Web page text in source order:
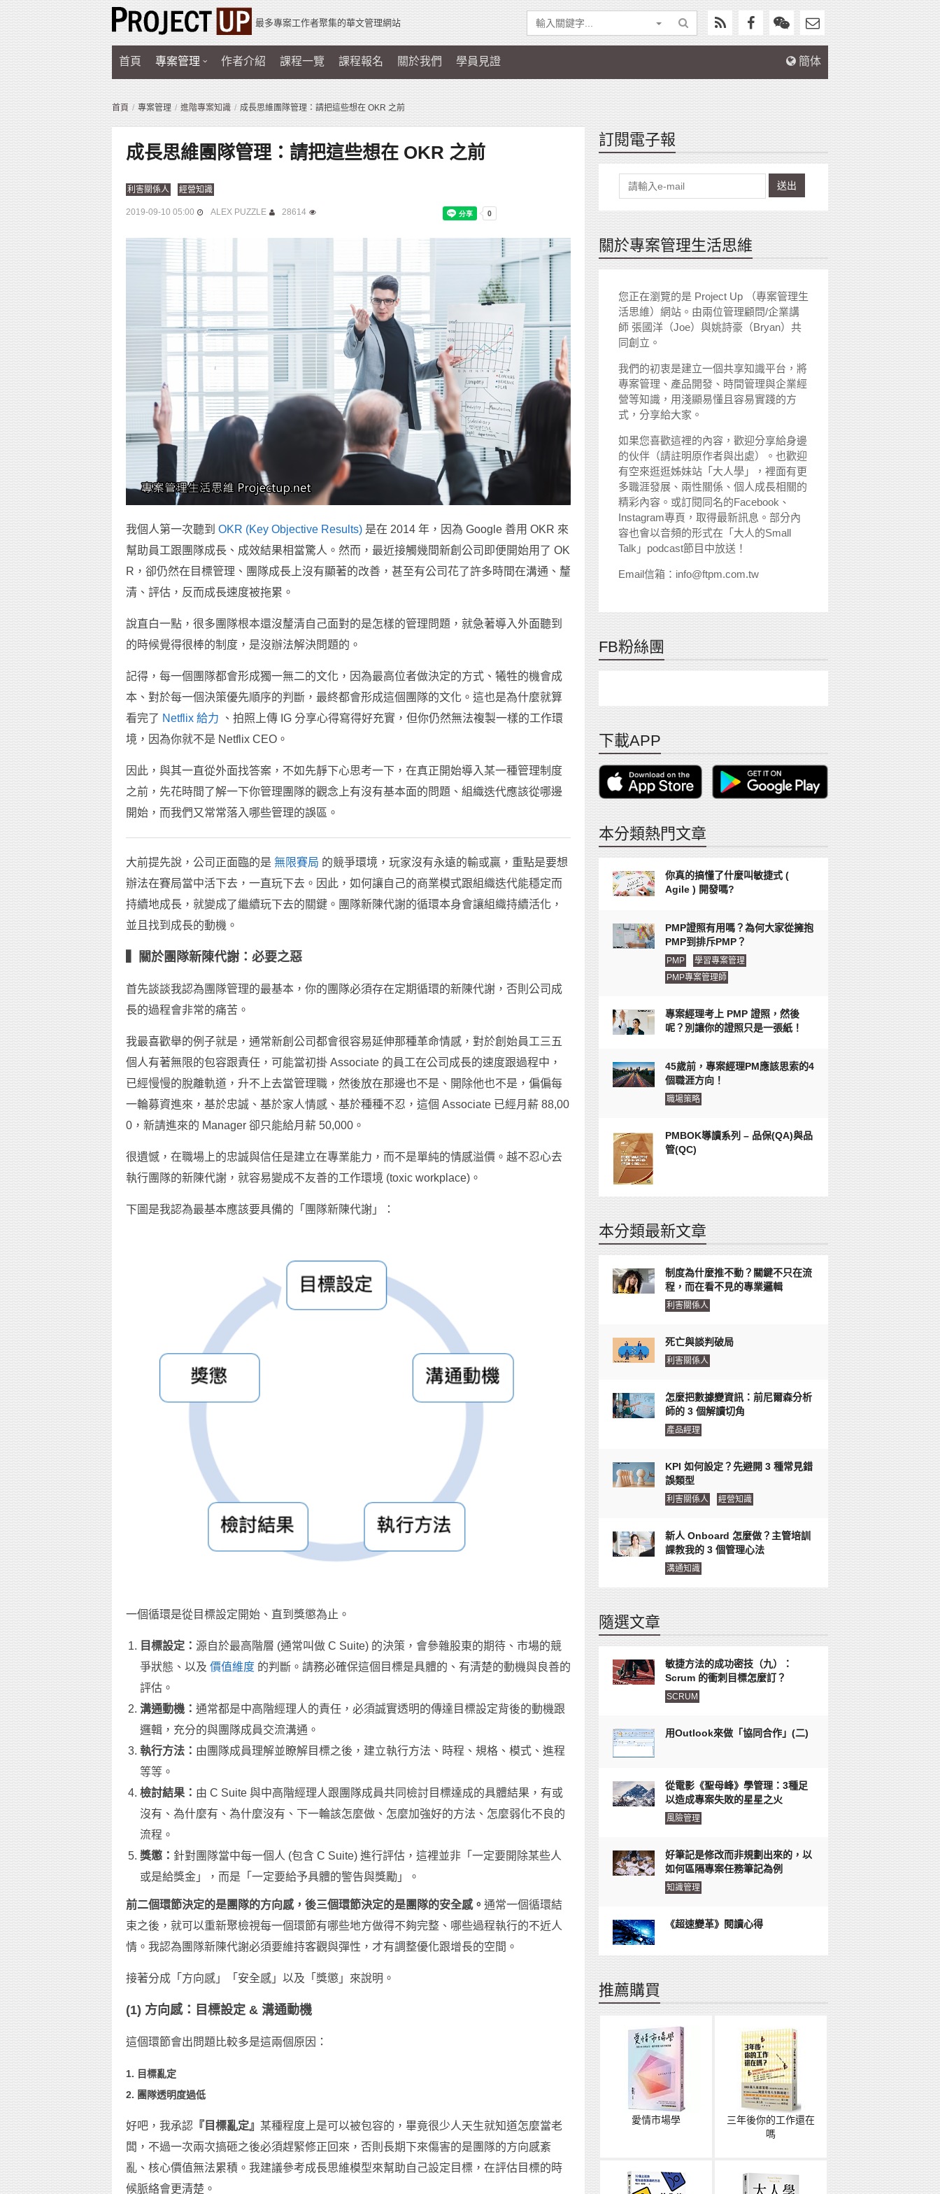
最多專案工作者聚集的華文管理網站
首頁 專案管理 作者介紹 課程一覽 課程報名 關於我們 學員見證 簡体
首頁 專案管理 進階專案知識 成長思維團隊管理：請把這些想在 OKR 之前
成長思維團隊管理：請把這些想在 OKR 之前
利害關係人 經營知識
2019-09-10 05:00 ALEX PUZZLE 28614
我個人第一次聽到 OKR (Key Objective Results) 是在 2014 年，因為 Google 善用 OKR 來
幫助員工跟團隊成長、成效結果相當驚人。然而，最近接觸幾間新創公司即便開始用了 OK
R，卻仍然在目標管理、團隊成長上沒有顯著的改善，甚至有公司花了許多時間在溝通、釐
清、評估，反而成長速度被拖累。
說直白一點，很多團隊根本還沒釐清自己面對的是怎樣的管理問題，就急著導入外面聽到
的時候覺得很棒的制度，是沒辦法解決問題的。
記得，每一個團隊都會形成獨一無二的文化，因為最高位者做決定的方式、犧牲的機會成
本、對於每一個決策優先順序的判斷，最終都會形成這個團隊的文化。這也是為什麼就算
看完了 Netflix 給力 、拍照上傳 IG 分享心得寫得好充實，但你仍然無法複製一樣的工作環
境，因為你就不是 Netflix CEO。
因此，與其一直從外面找答案，不如先靜下心思考一下，在真正開始導入某一種管理制度
之前，先花時間了解一下你管理團隊的觀念上有沒有基本面的問題、組織迭代應該從哪邊
開始，而我們又常常落入哪些管理的誤區。
大前提先說，公司正面臨的是 無限賽局 的競爭環境，玩家沒有永遠的輸或贏，重點是要想
辦法在賽局當中活下去，一直玩下去。因此，如何讓自己的商業模式跟組織迭代能穩定而
持續地成長，就變成了繼續玩下去的關鍵。團隊新陳代謝的循環本身會讓組織持續活化，
並且找到成長的動機。
▍關於團隊新陳代謝：必要之惡
首先談談我認為團隊管理的最基本，你的團隊必須存在定期循環的新陳代謝，否則公司成
長的過程會非常的痛苦。
我最喜歡舉的例子就是，通常新創公司都會很容易延伸那種革命情感，對於創始員工三五
個人有著無限的包容跟責任，可能當初掛 Associate 的員工在公司成長的速度跟過程中，
已經慢慢的脫離軌道，升不上去當管理職，然後放在那邊也不是、開除他也不是，偏偏每
一輪募資進來，基於忠誠、基於家人情感、基於種種不忍，這個 Associate 已經月薪 88,00
0，新請進來的 Manager 卻只能給月薪 50,000。
很遺憾，在職場上的忠誠與信任是建立在專業能力，而不是單純的情感溢價。越不忍心去
執行團隊的新陳代謝，就容易變成不友善的工作環境 (toxic workplace)。
下圖是我認為最基本應該要具備的「團隊新陳代謝」：
一個循環是從目標設定開始、直到獎懲為止。
目標設定： 源自於最高階層 (通常叫做 C Suite) 的決策，會參雜股東的期待、市場的競
爭狀態、以及 價值維度 的判斷。請務必確保這個目標是具體的、有清楚的動機與良善的
評估。
溝通動機： 通常都是中高階經理人的責任，必須誠實透明的傳達目標設定背後的動機跟
邏輯，充分的與團隊成員交流溝通。
執行方法： 由團隊成員理解並瞭解目標之後，建立執行方法、時程、規格、模式、進程
等等。
檢討結果： 由 C Suite 與中高階經理人跟團隊成員共同檢討目標達成的具體結果，有或
沒有、為什麼有、為什麼沒有、下一輪該怎麼做、怎麼加強好的方法、怎麼弱化不良的
流程。
獎懲： 針對團隊當中每一個人 (包含 C Suite) 進行評估，這裡並非「一定要開除某些人
或是給獎金」，而是「一定要給予具體的警告與獎勵」。
前二個環節決定的是團隊的方向感，後三個環節決定的是團隊的安全感。 通常一個循環結
束之後，就可以重新聚檢視每一個環節有哪些地方做得不夠完整、哪些過程執行的不近人
情。我認為團隊新陳代謝必須要維持客觀與彈性，才有調整優化跟增長的空間。
接著分成「方向感」「安全感」以及「獎懲」來說明。
(1) 方向感：目標設定 & 溝通動機
這個環節會出問題比較多是這兩個原因：
1. 目標亂定
2. 團隊透明度過低
好吧，我承認 『目標亂定』 某種程度上是可以被包容的，畢竟很少人天生就知道怎麼當老
闆，不過一次兩次搞砸之後必須趕緊修正回來，否則長期下來傷害的是團隊的方向感紊
亂、核心價值無法累積。我建議參考成長思維模型來幫助自己設定目標，在評估目標的時
候脈絡會更清楚。
訂閱電子報
送出
關於專案管理生活思維
您正在瀏覽的是 Project Up （專案管理生
活思維）網站。由兩位管理顧問/企業講
師 張國洋（Joe）與姚詩豪（Bryan）共
同創立。
我們的初衷是建立一個共享知識平台，將
專案管理、產品開發、時間管理與企業經
營等知識，用淺顯易懂且容易實踐的方
式，分享給大家。
如果您喜歡這裡的內容，歡迎分享給身邊
的伙伴（請註明原作者與出處）。也歡迎
有空來逛逛姊妹站「大人學」，裡面有更
多職涯發展、兩性關係、個人成長相關的
精彩內容。或訂閱同名的Facebook、
Instagram專頁，取得最新訊息。部分內
容也會以音頻的形式在「大人的Small
Talk」podcast節目中放送！
Email信箱：info@ftpm.com.tw
FB粉絲團
下載APP
本分類熱門文章
你真的搞懂了什麼叫敏捷式 (
Agile ) 開發嗎?
PMP證照有用嗎？為何大家從擁抱
PMP到排斥PMP？
PMP
學習專案管理
PMP專案管理師
專案經理考上 PMP 證照，然後
呢？別讓你的證照只是一張紙！
45歲前，專案經理PM應該思索的4
個職涯方向！
職場策略
PMBOK導讀系列 – 品保(QA)與品
管(QC)
本分類最新文章
制度為什麼推不動？關鍵不只在流
程，而在看不見的專業邏輯
利害關係人
死亡與談判破局
利害關係人
怎麼把數據變資訊：前尼爾森分析
師的 3 個解讀切角
產品經理
KPI 如何設定？先避開 3 種常見錯
誤類型
利害關係人 經營知識
新人 Onboard 怎麼做？主管培訓
課教我的 3 個管理心法
溝通知識
隨選文章
敏捷方法的成功密技（九）：
Scrum 的衝刺目標怎麼訂？
SCRUM
用Outlook來做「協同合作」(二)
從電影《聖母峰》學管理：3種足
以造成專案失敗的星星之火
風險管理
好筆記是修改而非規劃出來的，以
如何區隔專案任務筆記為例
知識管理
《超速變革》閱讀心得
推薦購買
愛情市場學
三年後你的工作還在
嗎